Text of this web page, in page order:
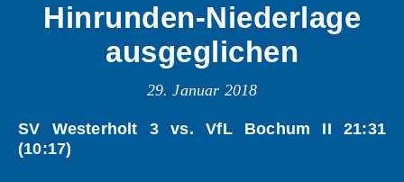
Hinrunden-Niederlage
ausgeglichen
29. Januar 2018
SV Westerholt 3 vs. VfL Bochum II 21:31
(10:17)